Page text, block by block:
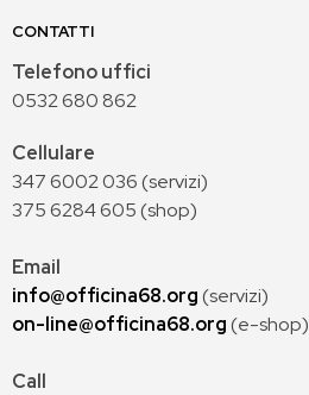
CONTATTI
Telefono uffici
0532 680 862
Cellulare
347 6002 036 (servizi)
375 6284 605 (shop)
Email
info@officina68.org(servizi)
on-line@officina68.org(e-shop)
Call